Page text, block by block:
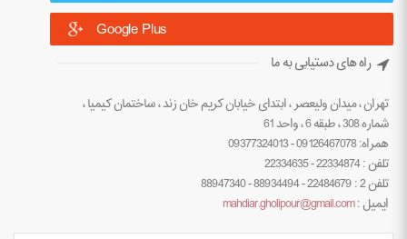
Google Plus
راه های دستیابی به ما
تهران ، میدان ولیعصر ، ابتدای خیابان کریم خان زند ، ساختمان کیمیا ،
شماره 308 ، طبقه 6 ، واحد 61
همراه: 09126467078 - 09377324013
تلفن : 22334874 - 22334635
تلفن 2 : 22484679 - 88934494 - 88947340
ایمیل :mahdiar.gholipour@gmail.com